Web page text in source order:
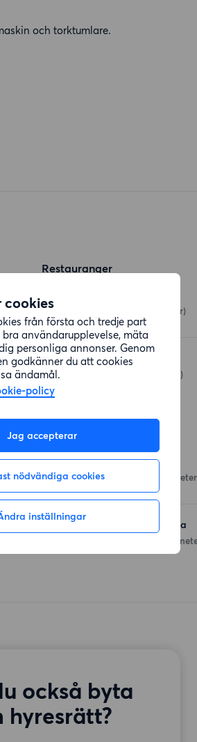
cookies
från första och tredje part
användarupplevelse, mäta
personliga annonser. Genom
godkänner du att cookies
ändamål.
policy
Jag accepterar
nödvändiga cookies
inställningar
och torktumlare.
Restauranger
(159 meter)
Laxbutiken
(585 meter)
Affärer
Coop Kolla Parkstad
Månstensvägen 2 (412
Stora Coop Kungsbacka
(881
också byta
hyresrätt?